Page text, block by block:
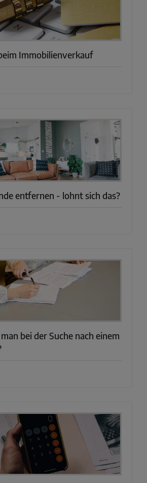
Immobilienverkauf
entfernen - lohnt sich das?
bei der Suche nach einem